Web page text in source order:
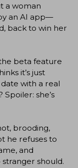
a woman
an AI app—
back to win her
beta feature
it’s just
with a real
she’s
brooding,
he refuses to
and
should.